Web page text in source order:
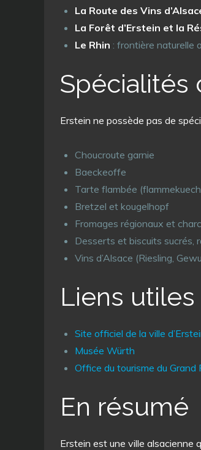
La Route des Vins
La Forêt d’Erstein et la
Le Rhin : frontière naturelle
Spécialités
Erstein ne possède pas de
Choucroute garnie
Baeckeoffe
Tarte flambée
Bretzel et kougelhopf
Fromages régionaux et
Desserts et biscuits sucrés,
Vins d’Alsace (Riesling,
Liens utiles
Site officiel de la ville
Musée Würth
Office du tourisme du Grand
En résumé
Erstein est une ville alsacienne